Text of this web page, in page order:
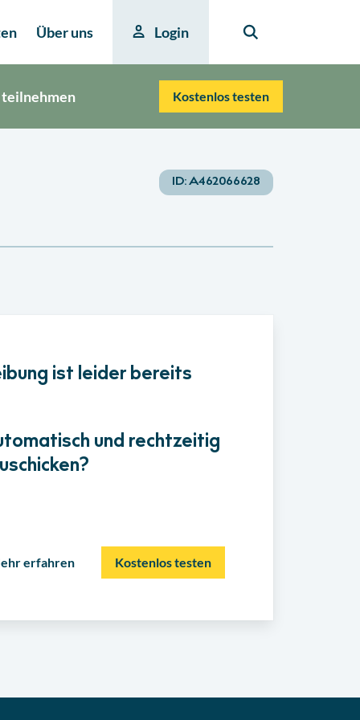
Über uns Login
teilnehmen Kostenlos testen
ID:A462066628
ist leider bereits
und rechtzeitig
erfahren Kostenlos testen